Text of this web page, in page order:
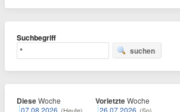
Suchbegriff
suchen
DieseWoche
07.08.2026
VorletzteWoche
26.07.2026